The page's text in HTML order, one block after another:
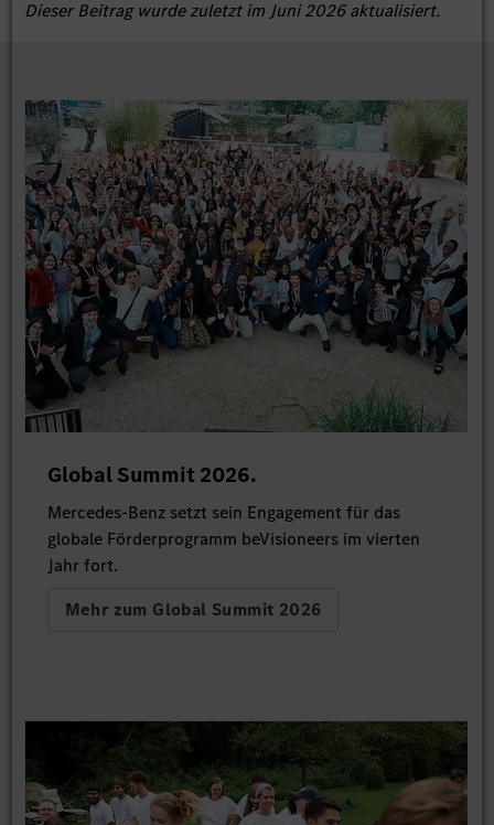
Dieser Beitrag wurde zuletzt im Juni 2026 aktualisiert.
Global Summit 2026.
Mercedes-Benz setzt sein Engagement für das
globale Förderprogramm beVisioneers im vierten
Jahr fort.
Mehr zum Global Summit 2026